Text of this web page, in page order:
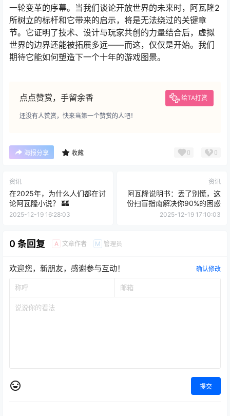
一轮变革的序幕。当我们谈论开放世界的未来时，阿瓦隆2
所树立的标杆和它带来的启示，将是无法绕过的关键章
节。它证明了技术、设计与玩家共创的力量结合后，虚拟
世界的边界还能被拓展多远——而这，仅仅是开始。我们
期待它能如何塑造下一个十年的游戏图景。
点点赞赏，手留余香 给TA打赏
还没有人赞赏，快来当第一个赞赏的人吧！
海报分享 收藏 0 0
资讯
在2025年，为什么人们都在讨
论阿瓦隆小说？ 🏰
2025-12-19 16:28:03
资讯
阿瓦隆说明书：丢了别慌，这
份扫盲指南解决你90%的困惑
2025-12-19 17:10:03
0 条回复 A 文章作者 M 管理员
欢迎您，新朋友，感谢参与互动！ 确认修改
提交